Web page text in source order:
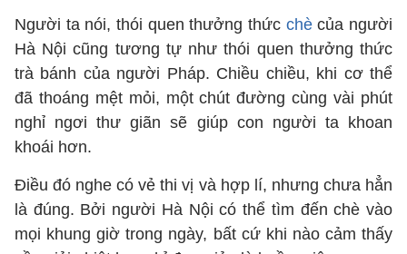
Người ta nói, thói quen thưởng thức chècủa người
Hà Nội cũng tương tự như thói quen thưởng thức
trà bánh của người Pháp. Chiều chiều, khi cơ thể
đã thoáng mệt mỏi, một chút đường cùng vài phút
nghỉ ngơi thư giãn sẽ giúp con người ta khoan
khoái hơn.
Điều đó nghe có vẻ thi vị và hợp lí, nhưng chưa hẳn
là đúng. Bởi người Hà Nội có thể tìm đến chè vào
mọi khung giờ trong ngày, bất cứ khi nào cảm thấy